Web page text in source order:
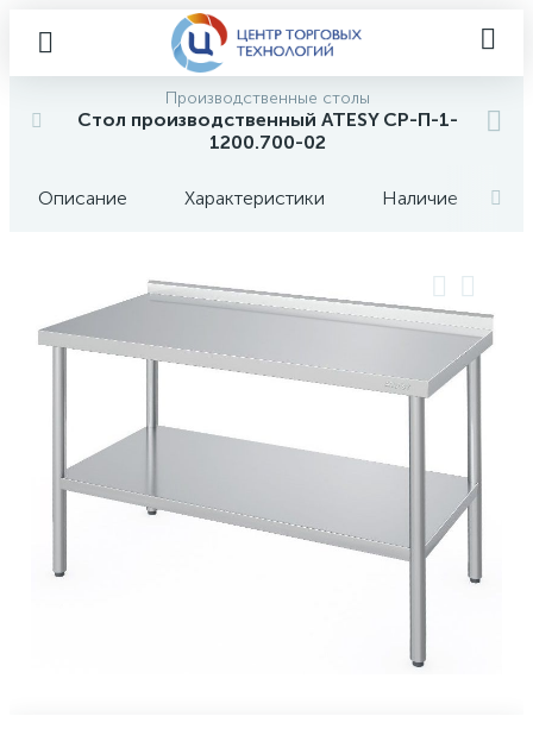
Производственные столы
Стол производственный ATESY СР-П-1-
1200.700-02
Описание Характеристики Наличие